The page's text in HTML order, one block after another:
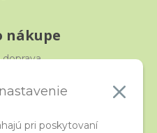
pri poskytovaní
nákupe